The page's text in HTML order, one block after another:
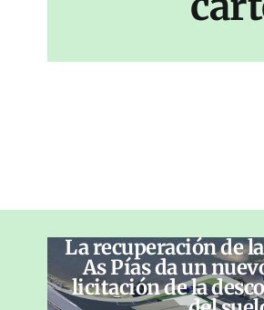
La recuperación de
As Pías da un
licitación de la